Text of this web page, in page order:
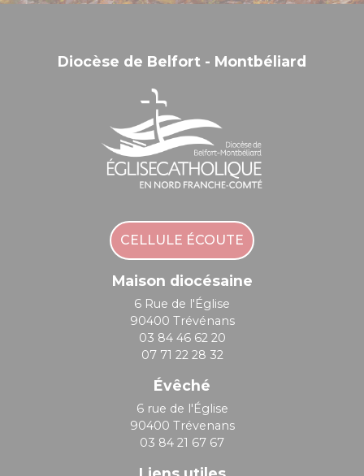
Diocèse de Belfort - Montbéliard
CELLULE ÉCOUTE
Maison diocésaine
6 Rue de l'Église
90400 Trévénans
03 84 46 62 20
07 71 22 28 32
Évêché
6 rue de l'Église
90400 Trévenans
03 84 21 67 67